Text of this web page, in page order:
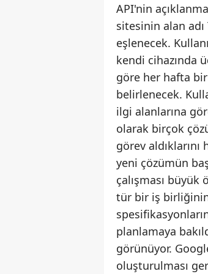
API'nin
sitesinin alan
eşlenecek.
kendi cihazında
göre her hafta
belirlenecek.
ilgi alanlarına
olarak birçok
görev
yeni çözümün
çalışması
tür bir iş birliğinin
planlamaya
görünüyor.
oluşturulması